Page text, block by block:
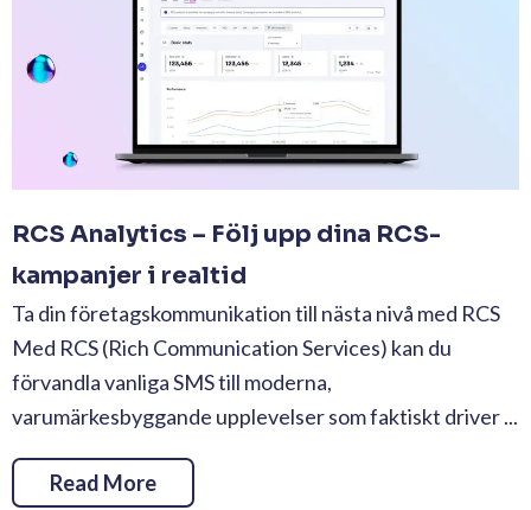
RCS Analytics – Följ upp dina RCS-
kampanjer i realtid
Ta din företagskommunikation till nästa nivå med RCS
Med RCS (Rich Communication Services) kan du
förvandla vanliga SMS till moderna,
varumärkesbyggande upplevelser som faktiskt driver ...
Read More